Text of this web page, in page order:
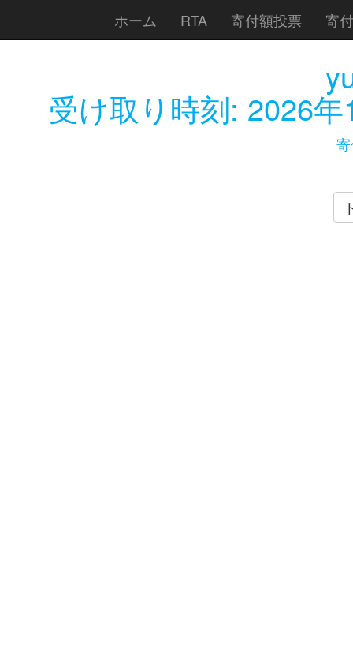
ホーム RTA 寄付額投票 寄
受け取り時刻: 2026